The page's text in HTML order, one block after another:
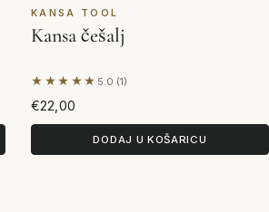
KANSA TOOL
Kansa češalj
★★★★★ 5.0 (1)
Na temelju 1 recenzije
€22,00
DODAJ U KOŠARICU